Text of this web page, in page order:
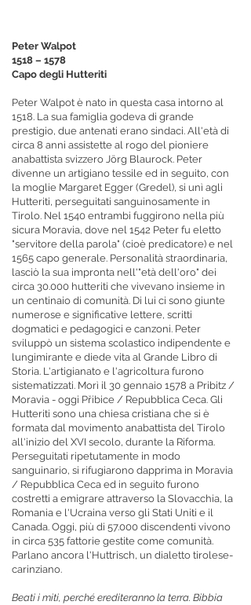
Peter Walpot
1518 – 1578
Capo degli Hutteriti
Peter Walpot è nato in questa casa intorno al
1518. La sua famiglia godeva di grande
prestigio, due antenati erano sindaci. All'età di
circa 8 anni assistette al rogo del pioniere
anabattista svizzero Jörg Blaurock. Peter
divenne un artigiano tessile ed in seguito, con
la moglie Margaret Egger (Gredel), si unì agli
Hutteriti, perseguitati sanguinosamente in
Tirolo. Nel 1540 entrambi fuggirono nella più
sicura Moravia, dove nel 1542 Peter fu eletto
"servitore della parola" (cioè predicatore) e nel
1565 capo generale. Personalità straordinaria,
lasciò la sua impronta nell'"età dell'oro" dei
circa 30.000 hutteriti che vivevano insieme in
un centinaio di comunità. Di lui ci sono giunte
numerose e significative lettere, scritti
dogmatici e pedagogici e canzoni. Peter
sviluppò un sistema scolastico indipendente e
lungimirante e diede vita al Grande Libro di
Storia. L'artigianato e l'agricoltura furono
sistematizzati. Morì il 30 gennaio 1578 a Pribitz /
Moravia - oggi Přibice / Repubblica Ceca. Gli
Hutteriti sono una chiesa cristiana che si è
formata dal movimento anabattista del Tirolo
all'inizio del XVI secolo, durante la Riforma.
Perseguitati ripetutamente in modo
sanguinario, si rifugiarono dapprima in Moravia
/ Repubblica Ceca ed in seguito furono
costretti a emigrare attraverso la Slovacchia, la
Romania e l'Ucraina verso gli Stati Uniti e il
Canada. Oggi, più di 57.000 discendenti vivono
in circa 535 fattorie gestite come comunità.
Parlano ancora l'Huttrisch, un dialetto tirolese-
carinziano.
Beati i miti, perché erediteranno la terra. Bibbia